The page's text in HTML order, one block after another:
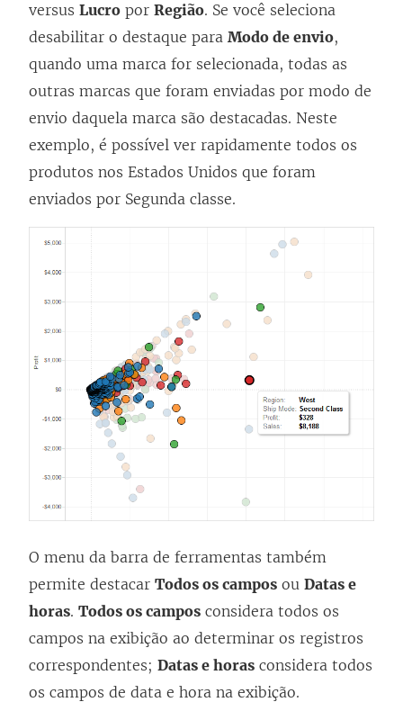
versus Lucro por Região. Se você seleciona
desabilitar o destaque para Modo de envio,
quando uma marca for selecionada, todas as
outras marcas que foram enviadas por modo de
envio daquela marca são destacadas. Neste
exemplo, é possível ver rapidamente todos os
produtos nos Estados Unidos que foram
enviados por Segunda classe.
O menu da barra de ferramentas também
permite destacar Todos os campos ou Datas e
horas. Todos os campos considera todos os
campos na exibição ao determinar os registros
correspondentes; Datas e horas considera todos
os campos de data e hora na exibição.